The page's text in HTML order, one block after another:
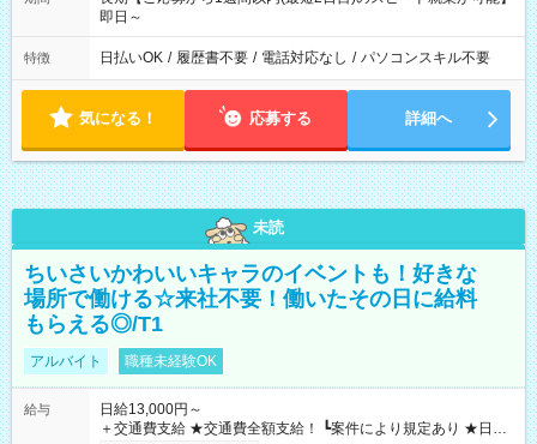
即日～
特徴 日払いOK / 履歴書不要 / 電話対応なし / パソコンスキル不要
気になる！ 応募する 詳細へ
未読
ちいさいかわいいキャラのイベントも！好きな
場所で働ける☆来社不要！働いたその日に給料
もらえる◎/T1
アルバイト 職種未経験OK
給与
日給13,000円～
＋交通費支給 ★交通費全額支給！ ┗案件により規定あり ★日払